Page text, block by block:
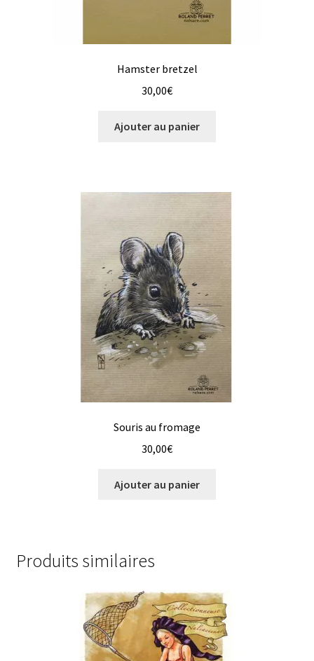
Hamster bretzel
30,00€
Ajouter au panier
Souris au fromage
30,00€
Ajouter au panier
Produits similaires